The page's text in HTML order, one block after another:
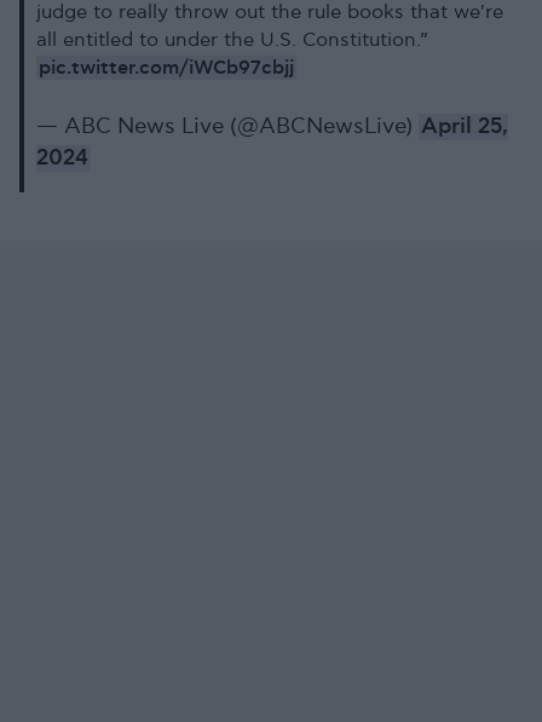
judge to really throw out the rule books that we're
all entitled to under the U.S. Constitution.”
pic.twitter.com/iWCb97cbjj
— ABC News Live (@ABCNewsLive) April 25,
2024